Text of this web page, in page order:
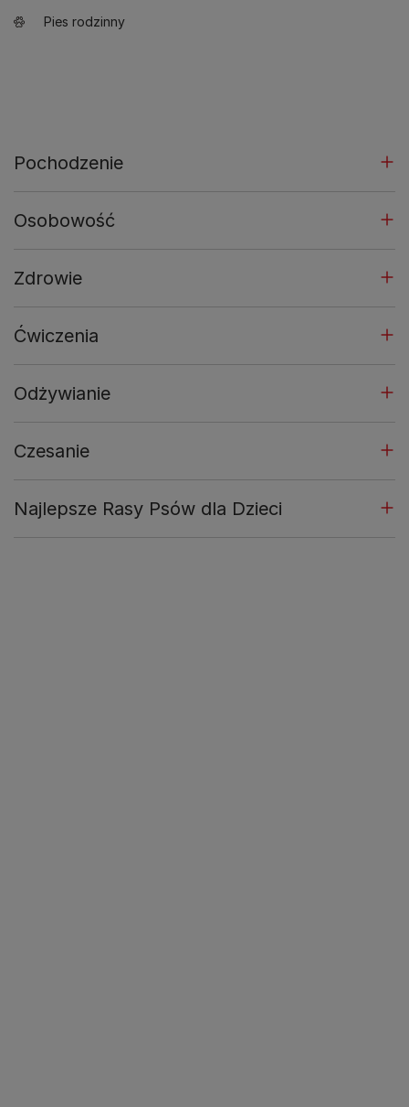
Pies rodzinny
Pochodzenie
Osobowość
Zdrowie
Ćwiczenia
Odżywianie
Czesanie
Najlepsze Rasy Psów dla Dzieci